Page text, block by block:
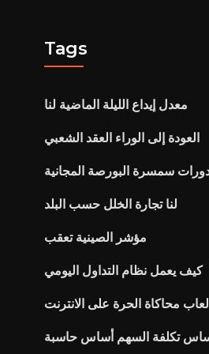
Tags
معدل إيداع الليلة الماضية لنا
العودة إلى الوراء العقد الشعبي
سمسرة البورصة المجانية
لنا تجارة الخلل حسب البلد
مؤشر الصينية تعقب
كيف يعمل نظام التداول اليومي
محاكاة الحرة على الانترنت
تكلفة السهم أساس حاسبة